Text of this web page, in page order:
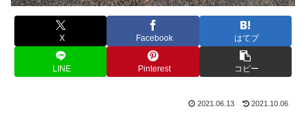
X Facebook はてブ
LINE Pinterest コピー
2021.06.13 2021.10.06